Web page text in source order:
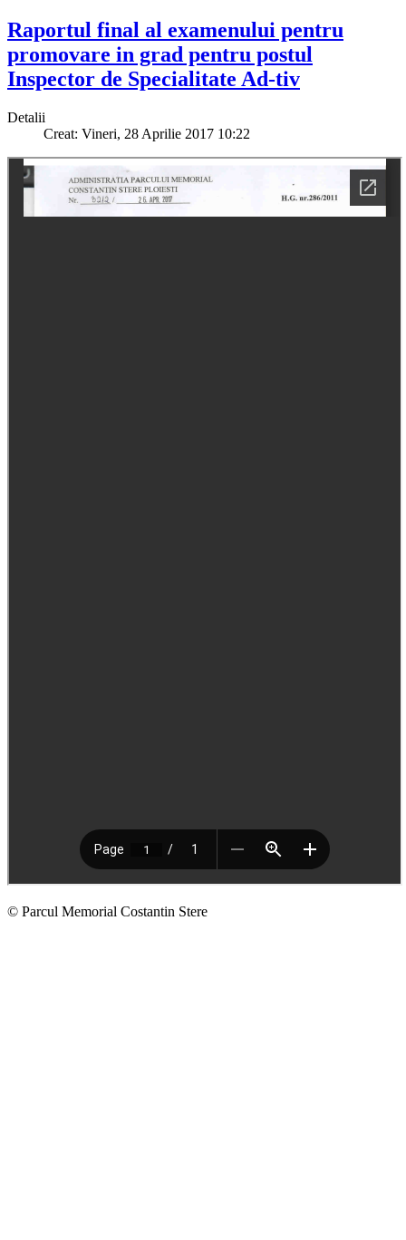
Raportul final al examenului pentru
promovare in grad pentru postul
Inspector de Specialitate Ad-tiv
Detalii
Creat: Vineri, 28 Aprilie 2017 10:22
© Parcul Memorial Costantin Stere